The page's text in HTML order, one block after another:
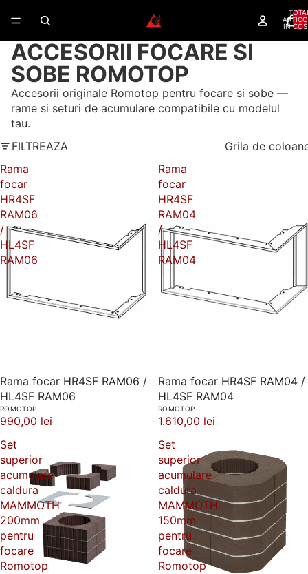
IN
ACCESORII FOCARE SI
SOBE ROMOTOP
Accesorii originale Romotop pentru focare si sobe —
rame si seturi de acumulare compatibile cu modelul
tau.
FILTREAZA
Grila de
Rama
focar
HR4SF
RAM06
/
HL4SF
RAM06
Rama focar HR4SF RAM06 /
HL4SF RAM06
ROMOTOP
990,00 lei
Rama
focar
HR4SF
RAM04
/
HL4SF
RAM04
Rama focar HR4SF RAM04 /
HL4SF RAM04
ROMOTOP
1.610,00 lei
Set
superior
acumulare
caldura
MAMMOTH
200mm
pentru
focare
Romotop
Set
superior
acumulare
caldura
MAMMOTH
150mm
pentru
focare
Romotop